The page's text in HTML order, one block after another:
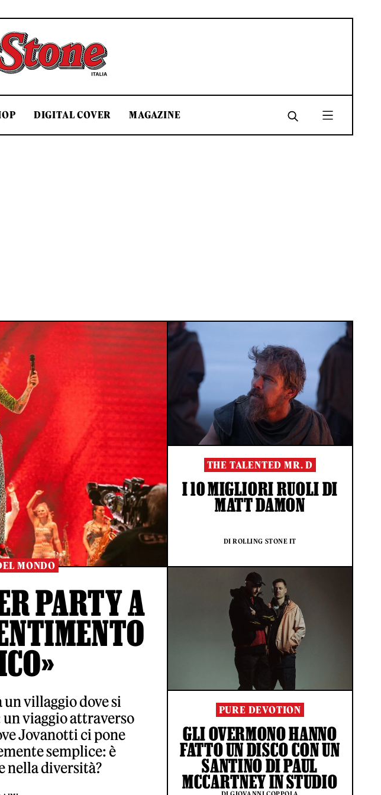
Stone Italia
DIGITAL COVER MAGAZINE
MONDO
PARTY A
villaggio dove si
viaggio attraverso
Jovanotti ci pone
semplice: è
nella diversità?
THE TALENTED MR. D
I 10 MIGLIORI RUOLI DI
MATT DAMON
DI ROLLING STONE IT
PURE DEVOTION
GLI OVERMONO HANNO
FATTO UN DISCO CON UN
SANTINO DI PAUL
MCCARTNEY IN STUDIO